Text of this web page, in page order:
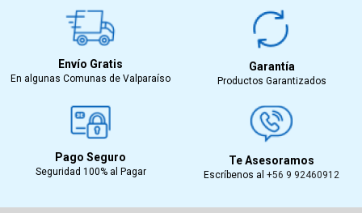
Envío Gratis
En algunas Comunas de Valparaíso
Garantía
Productos Garantizados
Pago Seguro
Seguridad 100% al Pagar
Te Asesoramos
Escríbenos al +56 9 92460912